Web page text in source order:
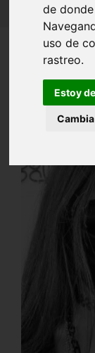
de
uso de
rastreo.
Estoy